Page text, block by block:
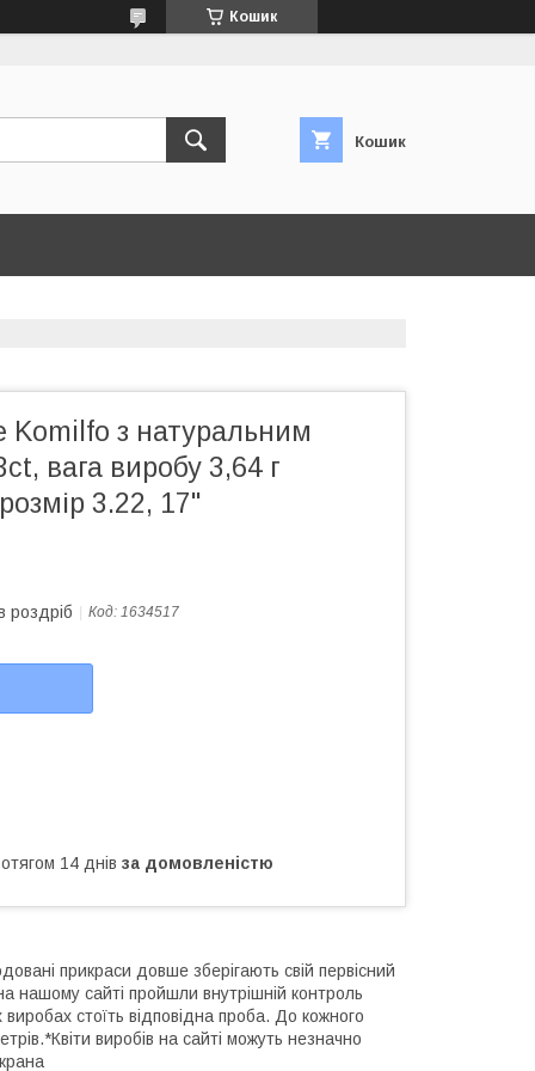
Кошик
Кошик
Komilfo з натуральним
вага виробу 3,64 г
3.22, 17"
роздріб Код: 1634517
14 днів за домовленістю
прикраси довше зберігають свій первісний
нашому сайті пройшли внутрішній контроль
стоїть відповідна проба. До кожного
виробів на сайті можуть незначно